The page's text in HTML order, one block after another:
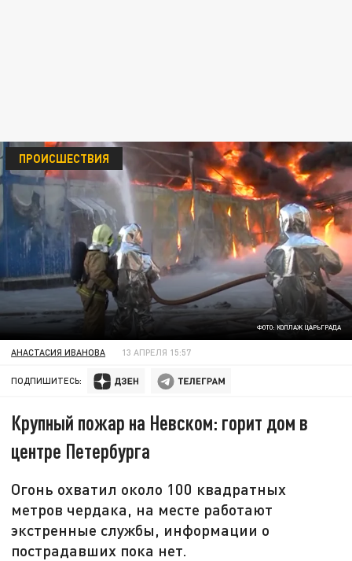
ФОТО: КОЛЛАЖ ЦАРЬГРАДА
ПРОИСШЕСТВИЯ
АНАСТАСИЯ ИВАНОВА 13 АПРЕЛЯ 15:57
ПОДПИШИТЕСЬ:
Крупный пожар на Невском: горит дом в
центре Петербурга
Огонь охватил около 100 квадратных
метров чердака, на месте работают
экстренные службы, информации о
пострадавших пока нет.